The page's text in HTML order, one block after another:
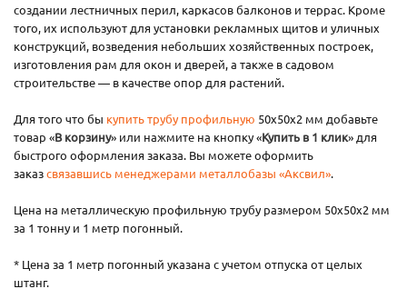
создании лестничных перил, каркасов балконов и террас. Кроме
того, их используют для установки рекламных щитов и уличных
конструкций, возведения небольших хозяйственных построек,
изготовления рам для окон и дверей, а также в садовом
строительстве — в качестве опор для растений.
Для того что бы купить трубу профильную 50х50х2 мм добавьте
товар «В корзину» или нажмите на кнопку «Купить в 1 клик» для
быстрого оформления заказа. Вы можете оформить
заказсвязавшись менеджерами металлобазы «Аксвил».
Цена на металлическую профильную трубу размером 50х50х2 мм
за 1 тонну и 1 метр погонный.
* Цена за 1 метр погонный указана с учетом отпуска от целых
штанг.